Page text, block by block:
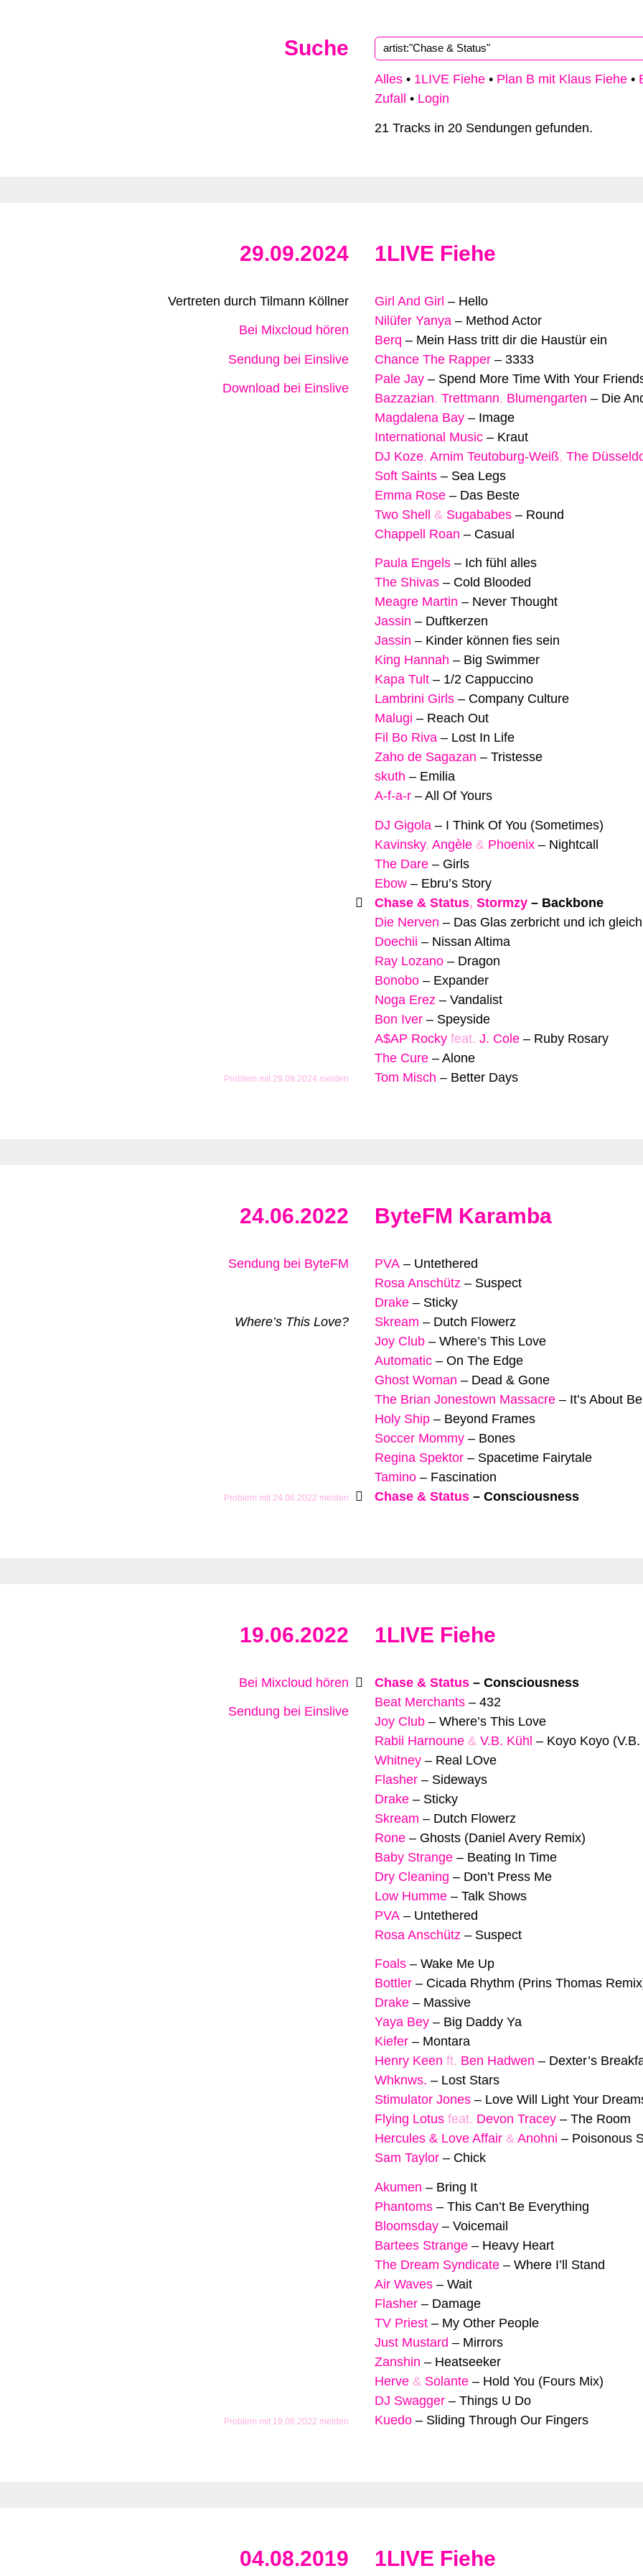
Suche
Alles • 1LIVE Fiehe • Plan B mit Klaus Fiehe •
Zufall
• Login
21 Tracks in 20 Sendungen gefunden.
29.09.2024 1LIVE Fiehe
Vertreten durch Tilmann Köllner
Bei Mixcloud hören
Sendung bei Einslive
Download bei Einslive
Problem mit 29.09.2024 melden
Girl And Girl – Hello
Nilüfer Yanya – Method Actor
Berq – Mein Hass tritt dir die Haustür ein
Chance The Rapper – 3333
Pale Jay – Spend More Time With Your
Bazzazian, Trettmann, Blumengarten – Die
Magdalena Bay – Image
International Music – Kraut
DJ Koze, Arnim Teutoburg-Weiß, The
Soft Saints – Sea Legs
Emma Rose – Das Beste
Two Shell & Sugababes – Round
Chappell Roan – Casual
Paula Engels – Ich fühl alles
The Shivas – Cold Blooded
Meagre Martin – Never Thought
Jassin – Duftkerzen
Jassin – Kinder können fies sein
King Hannah – Big Swimmer
Kapa Tult – 1/2 Cappuccino
Lambrini Girls – Company Culture
Malugi – Reach Out
Fil Bo Riva – Lost In Life
Zaho de Sagazan – Tristesse
skuth – Emilia
A-f-a-r – All Of Yours
DJ Gigola – I Think Of You (Sometimes)
Kavinsky, Angèle & Phoenix – Nightcall
The Dare – Girls
Ebow – Ebru’s Story
Chase & Status, Stormzy – Backbone
Die Nerven – Das Glas zerbricht und ich
Doechii – Nissan Altima
Ray Lozano – Dragon
Bonobo – Expander
Noga Erez – Vandalist
Bon Iver – Speyside
A$AP Rocky feat. J. Cole – Ruby Rosary
The Cure – Alone
Tom Misch – Better Days
24.06.2022 ByteFM Karamba
Sendung bei ByteFM
Where’s This Love?
Problem mit 24.06.2022 melden
PVA – Untethered
Rosa Anschütz – Suspect
Drake – Sticky
Skream – Dutch Flowerz
Joy Club – Where’s This Love
Automatic – On The Edge
Ghost Woman – Dead & Gone
The Brian Jonestown Massacre – It’s About
Holy Ship – Beyond Frames
Soccer Mommy – Bones
Regina Spektor – Spacetime Fairytale
Tamino – Fascination
Chase & Status – Consciousness
19.06.2022 1LIVE Fiehe
Bei Mixcloud hören
Sendung bei Einslive
Problem mit 19.06.2022 melden
Chase & Status – Consciousness
Beat Merchants – 432
Joy Club – Where’s This Love
Rabii Harnoune & V.B. Kühl – Koyo Koyo
Whitney – Real LOve
Flasher – Sideways
Drake – Sticky
Skream – Dutch Flowerz
Rone – Ghosts (Daniel Avery Remix)
Baby Strange – Beating In Time
Dry Cleaning – Don’t Press Me
Low Humme – Talk Shows
PVA – Untethered
Rosa Anschütz – Suspect
Foals – Wake Me Up
Bottler – Cicada Rhythm (Prins Thomas
Drake – Massive
Yaya Bey – Big Daddy Ya
Kiefer – Montara
Henry Keen ft. Ben Hadwen – Dexter’s
Whknws. – Lost Stars
Stimulator Jones – Love Will Light Your
Flying Lotus feat. Devon Tracey – The Room
Hercules & Love Affair & Anohni – Poisonous
Sam Taylor – Chick
Akumen – Bring It
Phantoms – This Can’t Be Everything
Bloomsday – Voicemail
Bartees Strange – Heavy Heart
The Dream Syndicate – Where I’ll Stand
Air Waves – Wait
Flasher – Damage
TV Priest – My Other People
Just Mustard – Mirrors
Zanshin – Heatseeker
Herve & Solante – Hold You (Fours Mix)
DJ Swagger – Things U Do
Kuedo – Sliding Through Our Fingers
04.08.2019 1LIVE Fiehe